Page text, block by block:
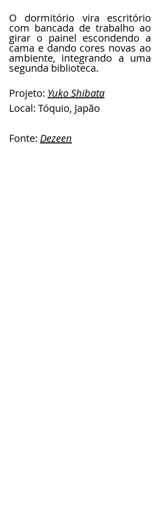
O dormitório vira escritório
com bancada de trabalho ao
girar o painel escondendo a
cama e dando cores novas ao
ambiente, integrando a uma
segunda biblioteca.
Projeto: Yuko Shibata
Local: Tóquio, Japão
Fonte: Dezeen